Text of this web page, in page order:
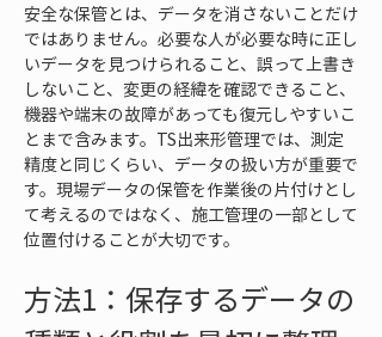
安全な保管とは、データを消さないことだけ
ではありません。必要な人が必要な時に正し
いデータを見つけられること、誤って上書き
しないこと、変更の経緯を確認できること、
機器や端末の故障があっても復元しやすいこ
とまで含みます。TS出来形管理では、測定
精度と同じくらい、データの扱い方が重要で
す。現場データの保管を作業後の片付けとし
て考えるのではなく、施工管理の一部として
位置付けることが大切です。
方法1：保存するデータの